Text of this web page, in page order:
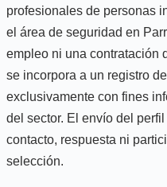
profesionales de personas
el área de seguridad en
empleo ni una contratación
se incorpora a un registro
exclusivamente con fines
del sector. El envío del
contacto, respuesta ni
selección.